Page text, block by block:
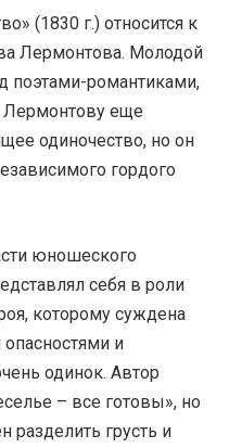
(1830 г.) относится к
Лермонтова. Молодой
поэтами-романтиками,
Лермонтову еще
одиночество, но он
гордого
юношеского
себя в роли
которому суждена
и
одинок. Автор
– все готовы», но
разделить грусть и